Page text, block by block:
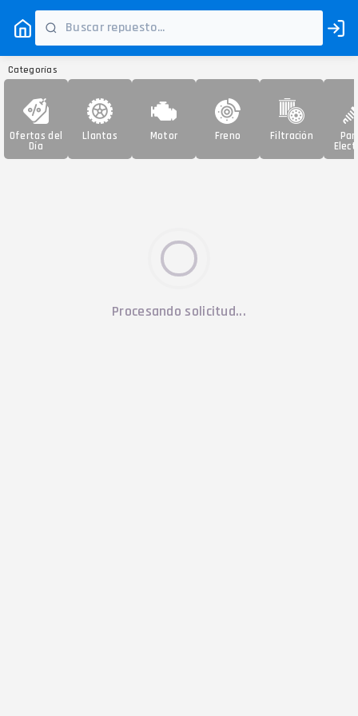
Categorías
Ofertas del
Día
Llantas Motor Freno Filtración
Procesando solicitud...